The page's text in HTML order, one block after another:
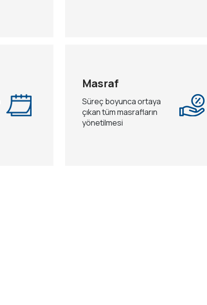
Masraf
Süreç boyunca ortaya
çıkan tüm masrafların
yönetilmesi